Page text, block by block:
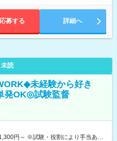
応募する 詳細へ
未読
未経験から好き
発OK◎試験監督